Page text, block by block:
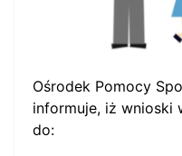
Ośrodek Pomocy
informuje, iż wnioski
do: